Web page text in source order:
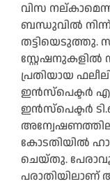
വിസ
ബന്ധുവിൽ
തട്ടിയെടുത്തു.
സ്റ്റേഷനുകളിൽ
പ്രതിയായ
ഇൻസ്‌പെക്ടർ
ഇൻസ്‌പെക്ടർ
കോടതിയിൽ
ചെയ്തു.
പരാതിയിലാണ്